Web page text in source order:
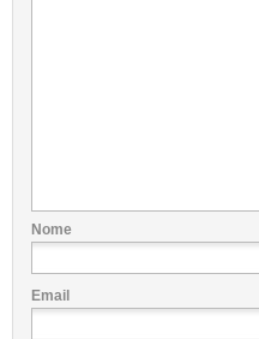
Nome
Email